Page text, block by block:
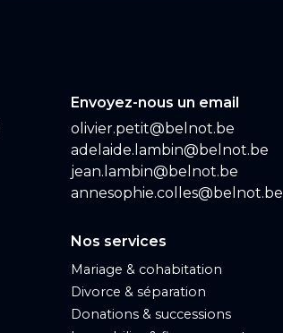
Envoyez-nous un email
olivier.petit@belnot.be
adelaide.lambin@belnot.be
jean.lambin@belnot.be
annesophie.colles@belnot.be
Nos services
Mariage & cohabitation
Divorce & séparation
Donations & successions